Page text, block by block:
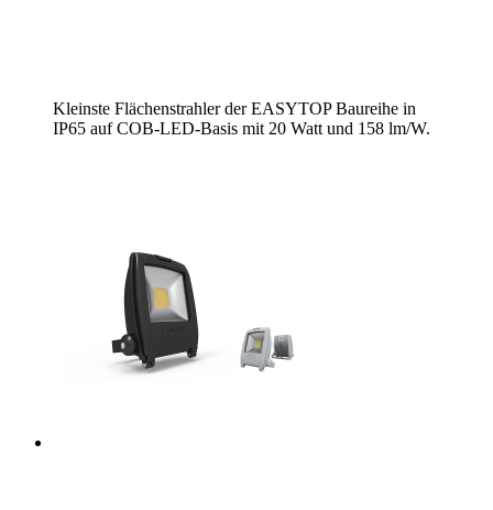
Kleinste Flächenstrahler der EASYTOP Baureihe in
IP65 auf COB-LED-Basis mit 20 Watt und 158 lm/W.